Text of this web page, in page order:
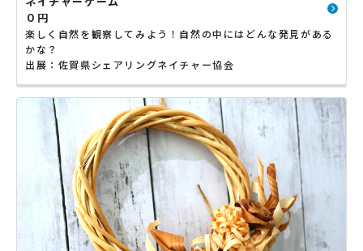
０円
楽しく自然を観察してみよう！自然の中にはどんな発見がある
かな？
出展：佐賀県シェアリングネイチャー協会